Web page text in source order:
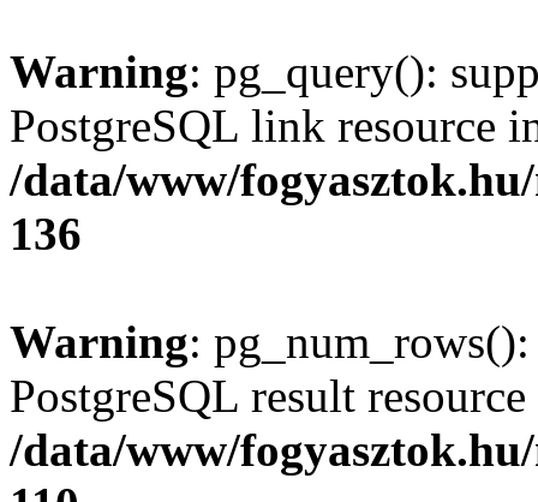
Warning: pg_query():
PostgreSQL link resource
/data/www/
136
Warning:
PostgreSQL result
/data/www/